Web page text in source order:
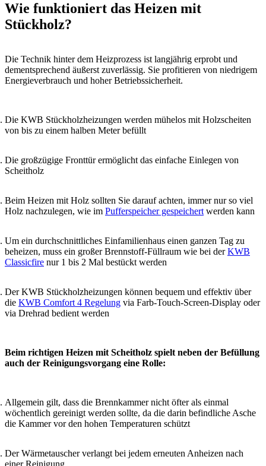
Wie funktioniert das Heizen mit
Stückholz?
Die Technik hinter dem Heizprozess ist langjährig erprobt und
dementsprechend äußerst zuverlässig. Sie profitieren von niedrigem
Energieverbrauch und hoher Betriebssicherheit.
Die KWB Stückholzheizungen werden mühelos mit Holzscheiten
von bis zu einem halben Meter befüllt
Die großzügige Fronttür ermöglicht das einfache Einlegen von
Scheitholz
Beim Heizen mit Holz sollten Sie darauf achten, immer nur so viel
Holz nachzulegen, wie im Pufferspeicher gespeichert werden kann
Um ein durchschnittliches Einfamilienhaus einen ganzen Tag zu
beheizen, muss ein großer Brennstoff-Füllraum wie bei derKWB
Classicfire nur 1 bis 2 Mal bestückt werden
Der KWB Stückholzheizungen können bequem und effektiv über
die KWB Comfort 4 Regelung via Farb-Touch-Screen-Display oder
via Drehrad bedient werden
Beim richtigen Heizen mit Scheitholz spielt neben der Befüllung
auch der Reinigungsvorgang eine Rolle:
Allgemein gilt, dass die Brennkammer nicht öfter als einmal
wöchentlich gereinigt werden sollte, da die darin befindliche Asche
die Kammer vor den hohen Temperaturen schützt
Der Wärmetauscher verlangt bei jedem erneuten Anheizen nach